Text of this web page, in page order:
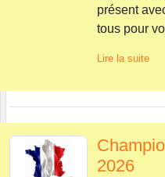
présent
tous pour
Lire la suite
2026